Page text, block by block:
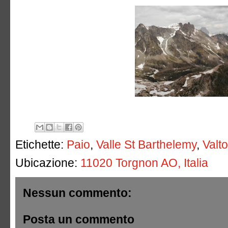
Etichette: Paio, Valle St Barthelemy,
Ubicazione: 11020 Torgnon AO, Italia
Nessun commento:
Posta un commento